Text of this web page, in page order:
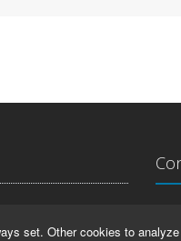
set. Other cookies to